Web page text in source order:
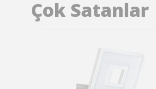
Çok Satanlar